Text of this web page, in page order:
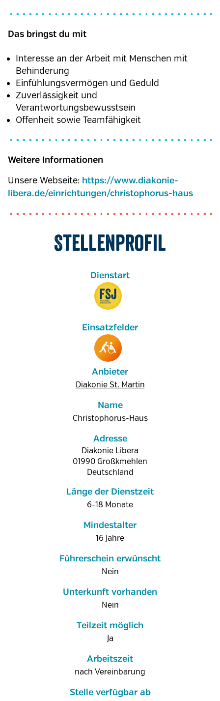
Das bringst du mit
Interesse an der Arbeit mit Menschen mit
Behinderung
Einfühlungsvermögen und Geduld
Zuverlässigkeit und
Verantwortungsbewusstsein
Offenheit sowie Teamfähigkeit
Weitere Informationen
Unsere Webseite: https://www.diakonie-
libera.de/einrichtungen/christophorus-haus
Stellenprofil
Anbieter
Diakonie St. Martin
Name
Christophorus-Haus
Adresse
Diakonie Libera
01990 Großkmehlen
Deutschland
Länge der Dienstzeit
6-18 Monate
Mindestalter
16 Jahre
Führerschein erwünscht
Nein
Unterkunft vorhanden
Nein
Teilzeit möglich
Ja
Arbeitszeit
nach Vereinbarung
Stelle verfügbar ab